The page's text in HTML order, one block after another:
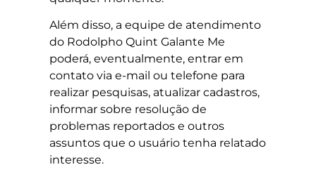
Além disso, a equipe de atendimento
do Rodolpho Quint Galante Me
poderá, eventualmente, entrar em
contato via e-mail ou telefone para
realizar pesquisas, atualizar cadastros,
informar sobre resolução de
problemas reportados e outros
assuntos que o usuário tenha relatado
interesse.